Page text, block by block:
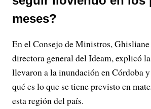
meses?
En el Consejo de Ministros,
directora general del Ideam, explicó
llevaron a la inundación en Córdoba
qué es lo que se tiene previsto en
esta región del país.